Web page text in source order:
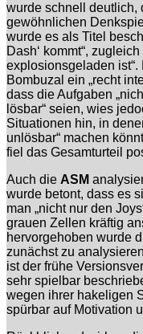
wurde schnell deutlich,
gewöhnlichen
wurde es als Titel
Dash‘ kommt“,
explosionsgeladen
Bombuzal ein „recht
dass die Aufgaben
lösbar“ seien, wies
Situationen hin, in
unlösbar“ machen
fiel das Gesamturteil
Auch die ASM
wurde betont, dass es
man „nicht nur den
grauen Zellen kräftig
hervorgehoben wurde
zunächst zu
ist der frühe
sehr spielbar
wegen ihrer hakeligen
spürbar auf Motivation